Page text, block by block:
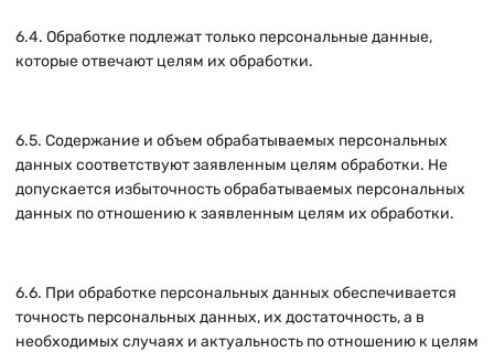
6.4. Обработке подлежат только персональные данные,
которые отвечают целям их обработки.
6.5. Содержание и объем обрабатываемых персональных
данных соответствуют заявленным целям обработки. Не
допускается избыточность обрабатываемых персональных
данных по отношению к заявленным целям их обработки.
6.6. При обработке персональных данных обеспечивается
точность персональных данных, их достаточность, а в
необходимых случаях и актуальность по отношению к целям